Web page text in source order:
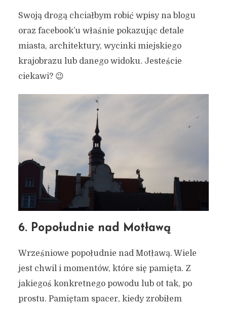
Swoją drogą chciałbym robić wpisy na blogu
oraz facebook’u właśnie pokazując detale
miasta, architektury, wycinki miejskiego
krajobrazu lub danego widoku. Jesteście
ciekawi? 😉
6. Popołudnie nad Motławą
Wrześniowe popołudnie nad Motławą. Wiele
jest chwil i momentów, które się pamięta. Z
jakiegoś konkretnego powodu lub ot tak, po
prostu. Pamiętam spacer, kiedy zrobiłem